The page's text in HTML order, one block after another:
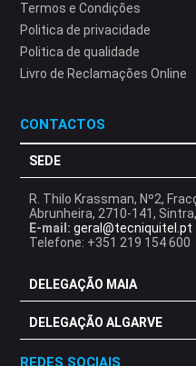
Termos e Condições
Politica de privacidade
Politica de qualidade
Livro de Reclamações Online
CONTACTOS
SEDE
R. Thilo Krassman, Nº2,
Abrunheira, 2710-141,
E-mail: geral@tecniquitel.pt
Telefone: +351 219 154 600
DELEGAÇÃO MAIA
DELEGAÇÃO ALGARVE
REDES SOCIAIS